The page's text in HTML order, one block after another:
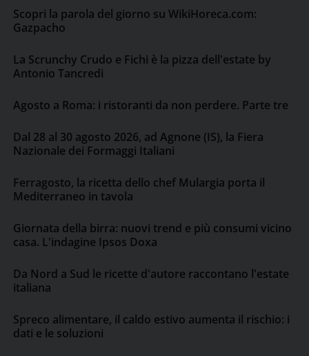
Scopri la parola del giorno su WikiHoreca.com:
Gazpacho
La Scrunchy Crudo e Fichi è la pizza dell'estate by
Antonio Tancredi
Agosto a Roma: i ristoranti da non perdere. Parte tre
Dal 28 al 30 agosto 2026, ad Agnone (IS), la Fiera
Nazionale dei Formaggi Italiani
Ferragosto, la ricetta dello chef Mulargia porta il
Mediterraneo in tavola
Giornata della birra: nuovi trend e più consumi vicino
casa. L'indagine Ipsos Doxa
Da Nord a Sud le ricette d'autore raccontano l'estate
italiana
Spreco alimentare, il caldo estivo aumenta il rischio: i
dati e le soluzioni